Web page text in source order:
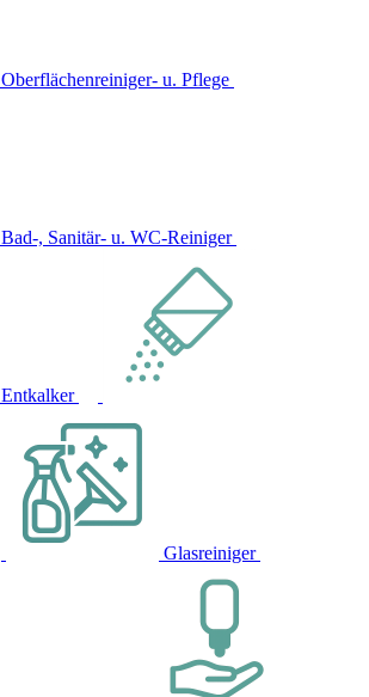
Oberflächenreiniger- u. Pflege
Bad-, Sanitär- u. WC-Reiniger
Entkalker
Glasreiniger